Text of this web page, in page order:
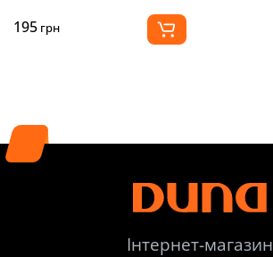
195 грн
Інтернет-магазин